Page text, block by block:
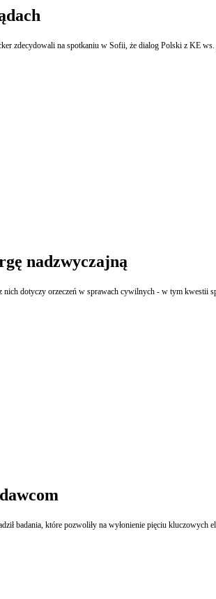
nadzwyczajną
dotyczy orzeczeń w sprawach cywilnych - w tym kwestii
badania, które pozwoliły na wyłonienie pięciu kluczowych